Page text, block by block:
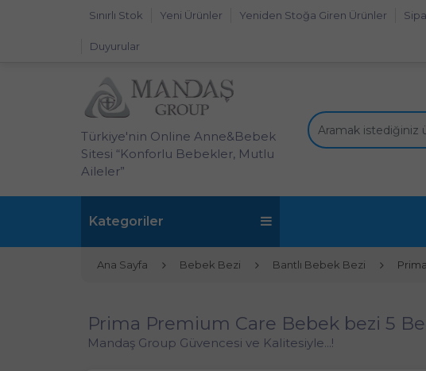
Sınırlı Stok Yeni Ürünler Yeniden Stoğa Giren Ürünler
Duyurular
Türkiye'nin Online Anne&Bebek
Sitesi “Konforlu Bebekler, Mutlu
Aileler”
Kategoriler
Ana Sayfa Bebek Bezi Bantlı Bebek Bezi
Prima Premium Care Bebek bezi 5
Mandaş Group Güvencesi ve Kalitesiyle...!